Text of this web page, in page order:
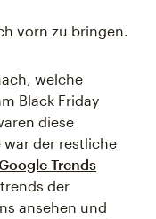
vorn zu bringen.
welche
Black Friday
diese
der restliche
Trends
der
ansehen und